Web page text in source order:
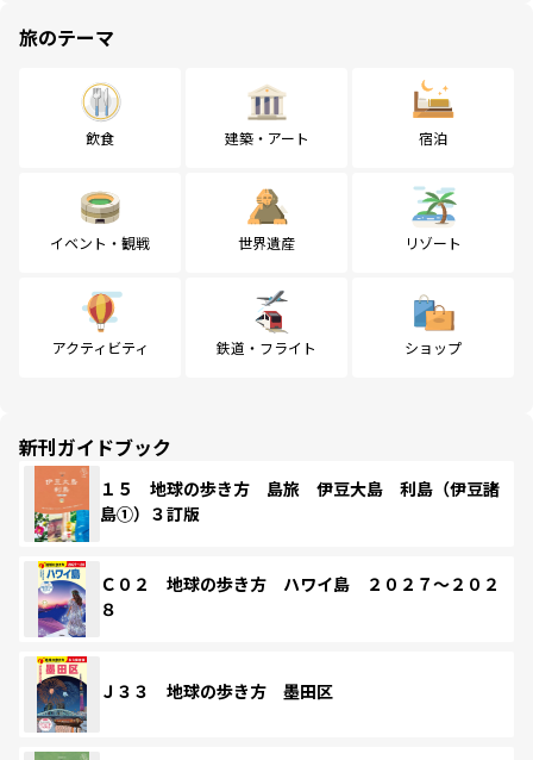
旅のテーマ
飲食 建築・アート 宿泊
イベント・観戦 世界遺産 リゾート
アクティビティ 鉄道・フライト ショップ
新刊ガイドブック
１５ 地球の歩き方 島旅 伊豆大島 利島（伊豆諸
島①）３訂版
Ｃ０２ 地球の歩き方 ハワイ島 ２０２７～２０２
８
Ｊ３３ 地球の歩き方 墨田区